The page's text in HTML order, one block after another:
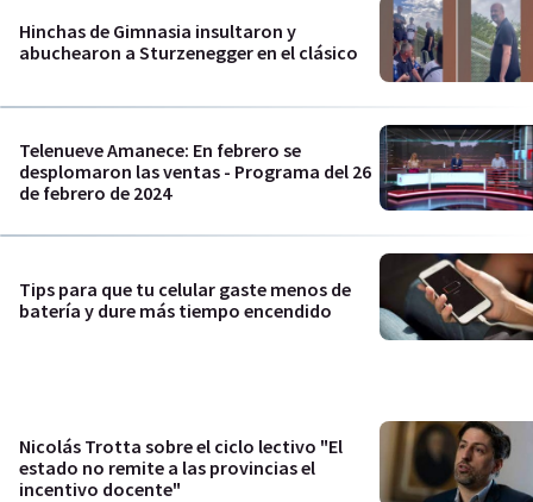
Hinchas de Gimnasia insultaron y
abuchearon a Sturzenegger en el clásico
Telenueve Amanece: En febrero se
desplomaron las ventas - Programa del 26
de febrero de 2024
Tips para que tu celular gaste menos de
batería y dure más tiempo encendido
Nicolás Trotta sobre el ciclo lectivo "El
estado no remite a las provincias el
incentivo docente"